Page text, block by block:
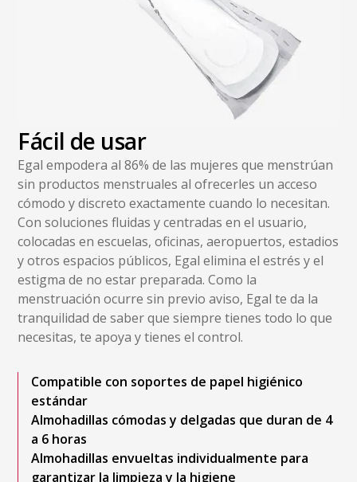
Fácil de usar
Egal empodera al 86% de las mujeres que menstrúan
sin productos menstruales al ofrecerles un acceso
cómodo y discreto exactamente cuando lo necesitan.
Con soluciones fluidas y centradas en el usuario,
colocadas en escuelas, oficinas, aeropuertos, estadios
y otros espacios públicos, Egal elimina el estrés y el
estigma de no estar preparada. Como la
menstruación ocurre sin previo aviso, Egal te da la
tranquilidad de saber que siempre tienes todo lo que
necesitas, te apoya y tienes el control.
Compatible con soportes de papel higiénico
estándar
Almohadillas cómodas y delgadas que duran de 4
a 6 horas
Almohadillas envueltas individualmente para
garantizar la limpieza y la higiene